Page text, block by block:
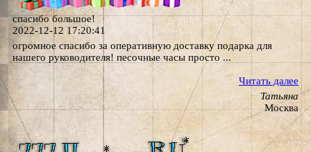
cпасибо большое!
2022-12-12 17:20:41
огромное спасибо за оперативную доставку подарка для
нашего руководителя! песочные часы просто ...
Читать далее
Татьяна
Москва